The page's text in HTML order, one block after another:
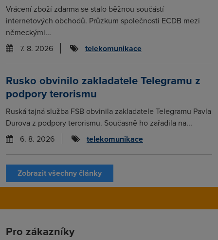
Vrácení zboží zdarma se stalo běžnou součástí
internetových obchodů. Průzkum společnosti ECDB mezi
německými...
7. 8. 2026
telekomunikace
Rusko obvinilo zakladatele Telegramu z
podpory terorismu
Ruská tajná služba FSB obvinila zakladatele Telegramu Pavla
Durova z podpory terorismu. Současně ho zařadila na...
6. 8. 2026
telekomunikace
Zobrazit všechny články
Pro zákazníky